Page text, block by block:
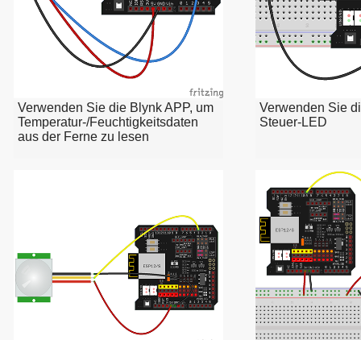
Verwenden Sie die Blynk APP, um
Temperatur-/Feuchtigkeitsdaten
aus der Ferne zu lesen
Verwenden Sie
Steuer-LED